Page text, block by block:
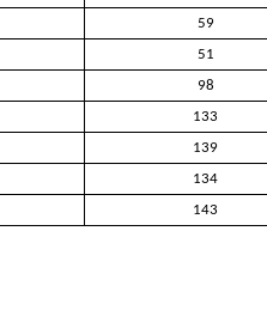
59
51
98
133
139
134
143